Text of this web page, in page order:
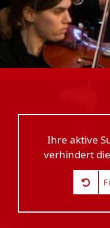
Ihre aktive
verhindert